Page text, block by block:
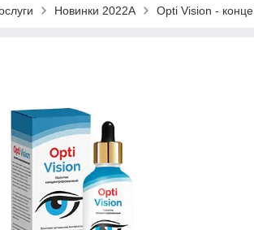
Новинки 2022A Opti Vision -